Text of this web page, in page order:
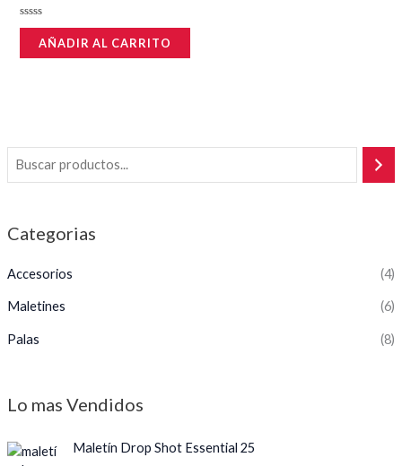
Categorias
Accesorios (4)
Maletines (6)
Palas (8)
Lo mas Vendidos
Maletín Drop Shot Essential 25
r
u
Valorado
de
AÑADIR AL CARRITO